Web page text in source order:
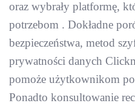
oraz wybrały platformę,
potrzebom . Dokładne
bezpieczeństwa, metod
prywatności danych
pomoże użytkownikom
Ponadto konsultowanie